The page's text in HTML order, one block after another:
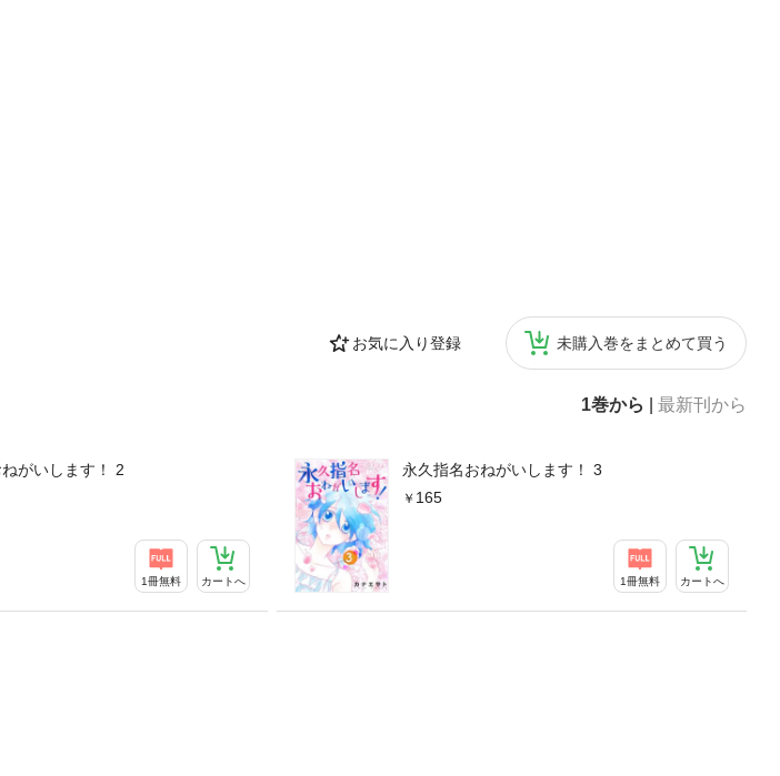
お気に入り登録 未購入巻をまとめて買う
1巻から 最新刊から
がいします！ 2
1冊無料 カートへ
永久指名おねがいします！ 3
165
1冊無料 カートへ